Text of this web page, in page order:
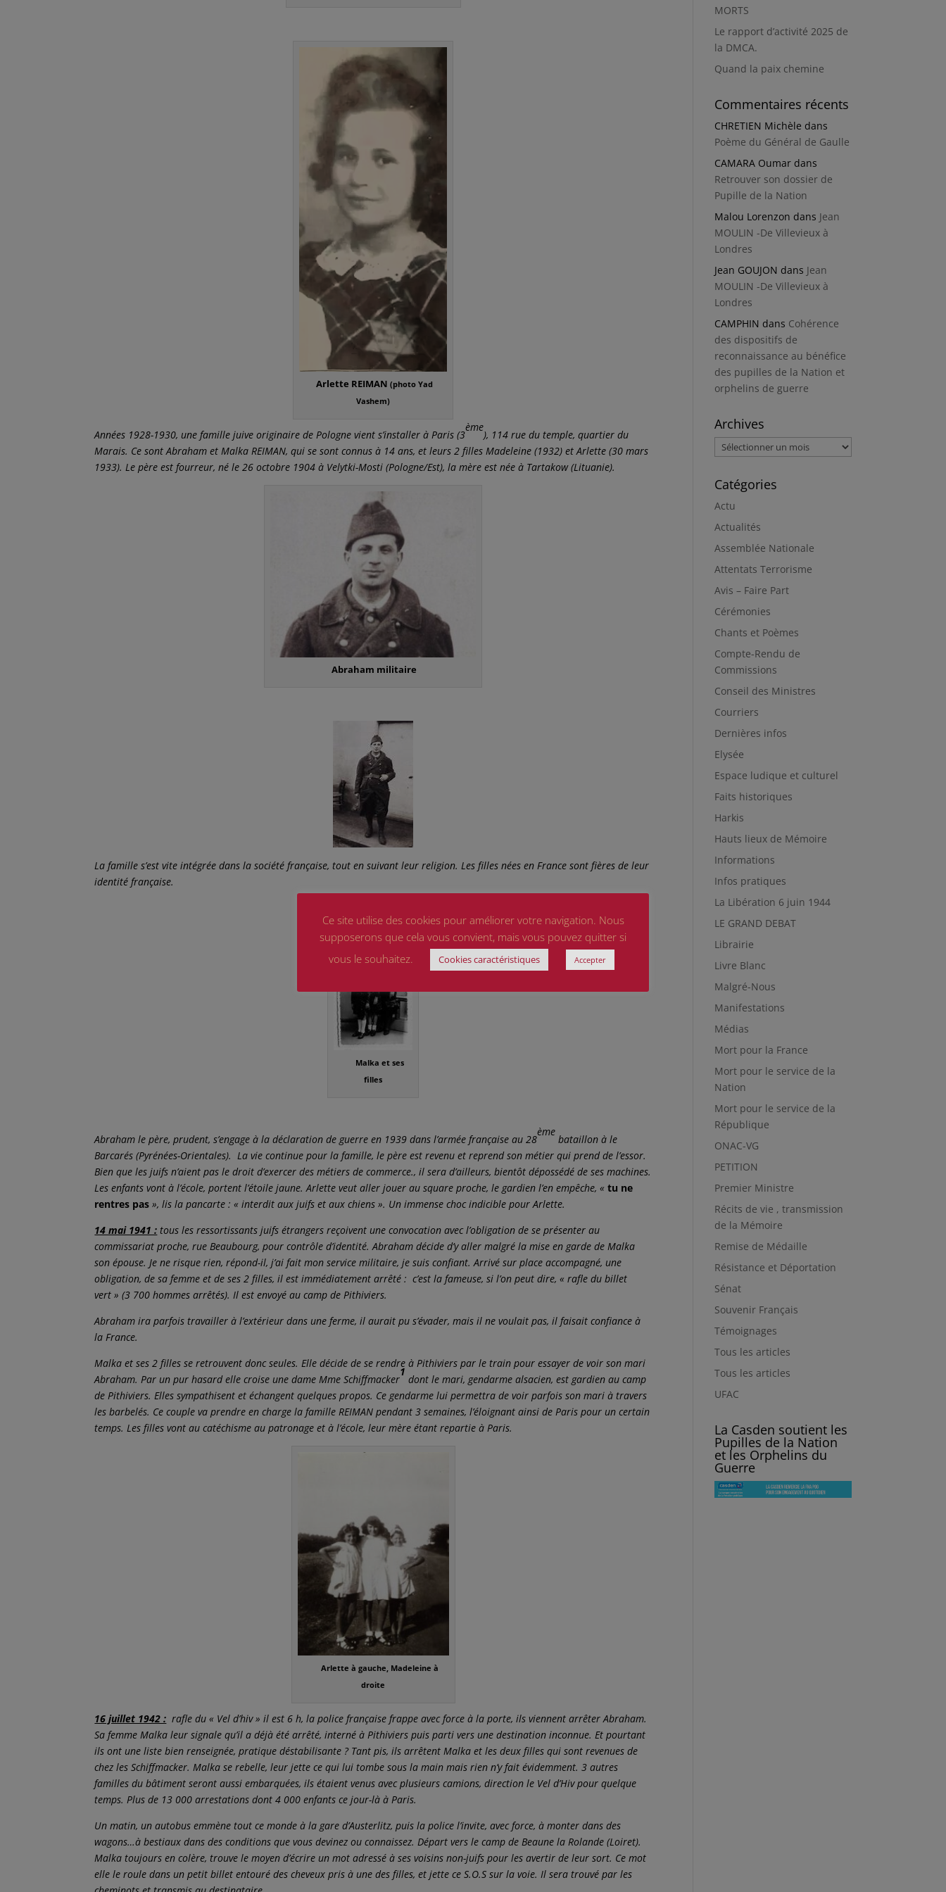
Arlette REIMAN (photo Yad
Vashem)
Années 1928-1930, une famille juive originaire de Pologne vient s’installer à Paris (3
ème
), 114 rue du temple, quartier du
Marais. Ce sont Abraham et Malka REIMAN, qui se sont connus à 14 ans, et leurs 2 filles Madeleine (1932) et Arlette (30 mars
1933). Le père est fourreur, né le 26 octobre 1904 à Velytki-Mosti (Pologne/Est), la mère est née à Tartakow (Lituanie).
Abraham militaire
La famille s’est vite intégrée dans la société française, tout en suivant leur religion. Les filles nées en France sont fières de leur
identité française.
Malka et ses
filles
Abraham le père, prudent, s’engage à la déclaration de guerre en 1939 dans l’armée française au 28
ème
bataillon à le
Barcarés (Pyrénées-Orientales). La vie continue pour la famille, le père est revenu et reprend son métier qui prend de l’essor.
Bien que les juifs n’aient pas le droit d’exercer des métiers de commerce., il sera d’ailleurs, bientôt dépossédé de ses machines.
Les enfants vont à l’école, portent l’étoile jaune. Arlette veut aller jouer au square proche, le gardien l’en empêche, «tu ne
rentres pas », lis la pancarte : « interdit aux juifs et aux chiens ». Un immense choc indicible pour Arlette.
14 mai 1941 : tous les ressortissants juifs étrangers reçoivent une convocation avec l’obligation de se présenter au
commissariat proche, rue Beaubourg, pour contrôle d’identité. Abraham décide d’y aller malgré la mise en garde de Malka
son épouse. Je ne risque rien, répond-il, j’ai fait mon service militaire, je suis confiant. Arrivé sur place accompagné, une
obligation, de sa femme et de ses 2 filles, il est immédiatement arrêté : c’est la fameuse, si l’on peut dire, « rafle du billet
vert » (3 700 hommes arrêtés). Il est envoyé au camp de Pithiviers.
Abraham ira parfois travailler à l’extérieur dans une ferme, il aurait pu s’évader, mais il ne voulait pas, il faisait confiance à
la France.
Malka et ses 2 filles se retrouvent donc seules. Elle décide de se rendre à Pithiviers par le train pour essayer de voir son mari
Abraham. Par un pur hasard elle croise une dame Mme Schiffmacker
1
dont le mari, gendarme alsacien, est gardien au camp
de Pithiviers. Elles sympathisent et échangent quelques propos. Ce gendarme lui permettra de voir parfois son mari à travers
les barbelés. Ce couple va prendre en charge la famille REIMAN pendant 3 semaines, l’éloignant ainsi de Paris pour un certain
temps. Les filles vont au catéchisme au patronage et à l’école, leur mère étant repartie à Paris.
Arlette à gauche, Madeleine à
droite
16 juillet 1942 : rafle du « Vel d’hiv » il est 6 h, la police française frappe avec force à la porte, ils viennent arrêter Abraham.
Sa femme Malka leur signale qu’il a déjà été arrêté, interné à Pithiviers puis parti vers une destination inconnue. Et pourtant
ils ont une liste bien renseignée, pratique déstabilisante ? Tant pis, ils arrêtent Malka et les deux filles qui sont revenues de
chez les Schiffmacker. Malka se rebelle, leur jette ce qui lui tombe sous la main mais rien n’y fait évidemment. 3 autres
familles du bâtiment seront aussi embarquées, ils étaient venus avec plusieurs camions, direction le Vel d’Hiv pour quelque
temps. Plus de 13 000 arrestations dont 4 000 enfants ce jour-là à Paris.
Un matin, un autobus emmène tout ce monde à la gare d’Austerlitz, puis la police l’invite, avec force, à monter dans des
wagons…à bestiaux dans des conditions que vous devinez ou connaissez. Départ vers le camp de Beaune la Rolande (Loiret).
Malka toujours en colère, trouve le moyen d’écrire un mot adressé à ses voisins non-juifs pour les avertir de leur sort. Ce mot
elle le roule dans un petit billet entouré des cheveux pris à une des filles, et jette ce S.O.S sur la voie. Il sera trouvé par les
MORTS
Le rapport d’activité 2025 de
la DMCA.
Quand la paix chemine
Commentaires récents
CHRETIEN Michèle dans
Poème du Général de Gaulle
CAMARA Oumar dans
Retrouver son dossier de
Pupille de la Nation
Malou Lorenzon dans Jean
MOULIN -De Villevieux à
Londres
Jean GOUJON dans Jean
MOULIN -De Villevieux à
Londres
CAMPHIN dans Cohérence
des dispositifs de
reconnaissance au bénéfice
des pupilles de la Nation et
orphelins de guerre
Archives
Archives
Catégories
Actu
Actualités
Assemblée Nationale
Attentats Terrorisme
Avis – Faire Part
Cérémonies
Chants et Poèmes
Compte-Rendu de
Commissions
Conseil des Ministres
Courriers
Dernières infos
Elysée
Espace ludique et culturel
Faits historiques
Harkis
Hauts lieux de Mémoire
Informations
Infos pratiques
La Libération 6 juin 1944
LE GRAND DEBAT
Librairie
Livre Blanc
Malgré-Nous
Manifestations
Médias
Mort pour la France
Mort pour le service de la
Nation
Mort pour le service de la
République
ONAC-VG
PETITION
Premier Ministre
Récits de vie , transmission
de la Mémoire
Remise de Médaille
Résistance et Déportation
Sénat
Souvenir Français
Témoignages
Tous les articles
Tous les articles
UFAC
La Casden soutient les
Pupilles de la Nation
et les Orphelins du
Guerre
Ce site utilise des cookies pour améliorer votre navigation. Nous
supposerons que cela vous convient, mais vous pouvez quitter si
vous le souhaitez.
Cookies caractéristiques Accepter